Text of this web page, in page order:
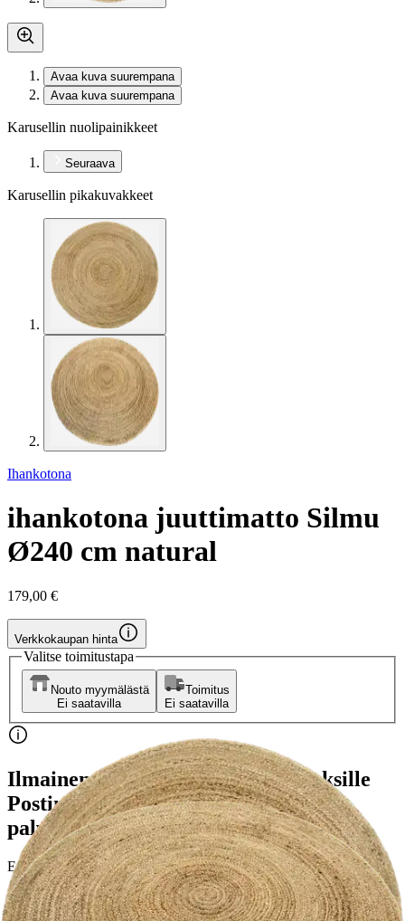
Avaa kuva suurempana
Avaa kuva suurempana
Karusellin nuolipainikkeet
Seuraava
Karusellin pikakuvakkeet
Ihankotona
ihankotona juuttimatto Silmu
Ø240 cm natural
179,00 €
Verkkokaupan hinta
Valitse toimitustapa
Nouto myymälästä
Ei saatavilla
Toimitus
Ei saatavilla
Ilmainen toimitus yli 100 €:n tilauksille
Postin pakettiautomaattiin tai
palvelupisteeseen!
Etu ei koske Suuri‑lisäpalvelulla toimitettavia tuotteita.